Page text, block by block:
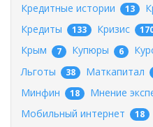
Кредитные истории 13
Кредиты 133 Кризис
Крым 7 Купюры 6
Льготы 38 Маткапитал
Минфин 18 Мнение
Мобильный интернет 18